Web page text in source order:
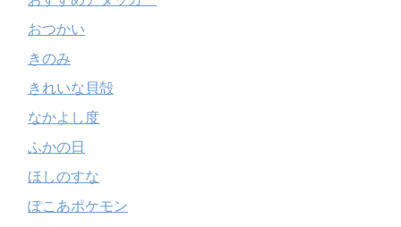
おつかい
きのみ
きれいな貝殻
なかよし度
ふかの日
ほしのすな
ぽこあポケモン